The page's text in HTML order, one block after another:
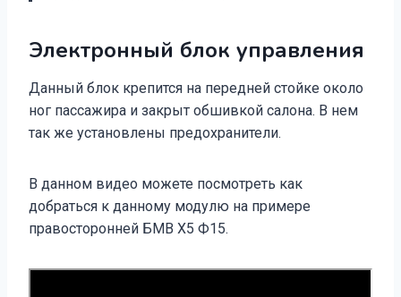
Электронный блок управления
Данный блок крепится на передней стойке около
ног пассажира и закрыт обшивкой салона. В нем
так же установлены предохранители.
В данном видео можете посмотреть как
добраться к данному модулю на примере
правосторонней БМВ Х5 Ф15.